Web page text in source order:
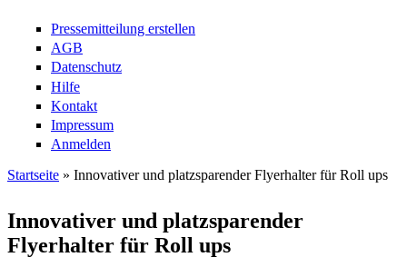
Pressemitteilung erstellen
AGB
Datenschutz
Hilfe
Kontakt
Impressum
Anmelden
Startseite » Innovativer und platzsparender Flyerhalter für Roll ups
Innovativer und platzsparender
Flyerhalter für Roll ups